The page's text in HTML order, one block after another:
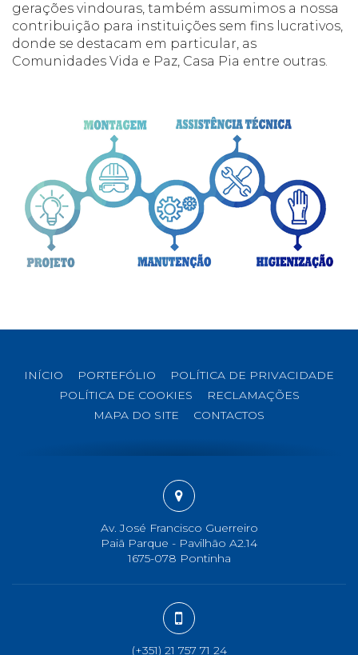
gerações vindouras, também assumimos a nossa
contribuição para instituições sem fins lucrativos,
donde se destacam em particular, as
Comunidades Vida e Paz, Casa Pia entre outras.
INÍCIO PORTEFÓLIO
POLÍTICA DE PRIVACIDADE
POLÍTICA DE COOKIES
RECLAMAÇÕES
MAPA DO SITE
CONTACTOS
Av. José Francisco Guerreiro
Paiã Parque - Pavilhão A2.14
1675-078 Pontinha
(+351) 21 757 71 24